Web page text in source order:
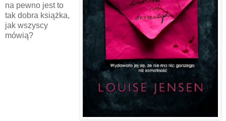
na pewno jest to
tak dobra książka,
jak wszyscy
mówią?